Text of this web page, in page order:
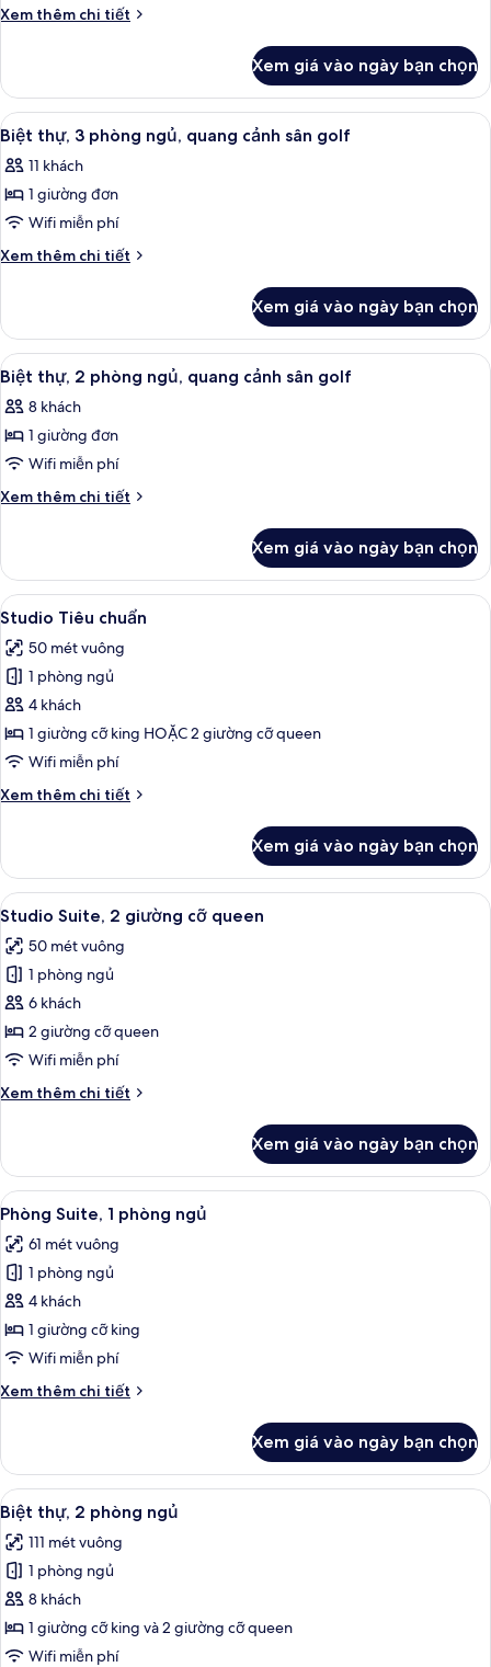
thự,
ngủ,
quang
cảnh
hồ
bơi
Xem thêm chi tiết
Chi
Biệt
thự,
2
phòng
ngủ,
quang
hồ
bơi
Xem giá vào ngày bạn chọn
Xem
tất
cả
ảnh
Biệt
thự,
ngủ,
quang
cảnh
sân
golf
11
Biệt thự, 3 phòng ngủ, quang cảnh sân golf
11 khách
1 giường đơn
Wifi miễn phí
Xem thêm chi tiết
Chi
Biệt
thự,
3
phòng
ngủ,
quang
sân
golf
Xem giá vào ngày bạn chọn
Xem
tất
cả
ảnh
Biệt
thự,
ngủ,
quang
cảnh
sân
golf
8
Biệt thự, 2 phòng ngủ, quang cảnh sân golf
8 khách
1 giường đơn
Wifi miễn phí
Xem thêm chi tiết
Chi
Biệt
thự,
2
ngủ,
quang
sân
golf
Xem giá vào ngày bạn chọn
Xem
tất
cả
ảnh
Studio
Tiêu
chuẩn
Két bảo mật tại phòng, khu vực làm
9
Studio Tiêu chuẩn
50 mét vuông
1 phòng ngủ
4 khách
1 giường cỡ king HOẶC 2 giường cỡ queen
Wifi miễn phí
Xem thêm chi tiết
Chi
Studio
Tiêu
chuẩn
Xem giá vào ngày bạn chọn
Xem
tất
cả
ảnh
Studio
Suite,
2
cỡ
Két bảo mật tại phòng, khu vực làm
6
Studio Suite, 2 giường cỡ queen
50 mét vuông
1 phòng ngủ
6 khách
2 giường cỡ queen
Wifi miễn phí
Xem thêm chi tiết
Chi
Studio
Suite,
2
giường
cỡ
queen
Xem giá vào ngày bạn chọn
Xem
tất
cả
ảnh
Phòng
Suite,
1
ngủ
Phòng Suite, 1 phòng ngủ | Két
2
Phòng Suite, 1 phòng ngủ
61 mét vuông
1 phòng ngủ
4 khách
1 giường cỡ king
Wifi miễn phí
Xem thêm chi tiết
Chi
Phòng
Suite,
1
phòng
ngủ
Xem giá vào ngày bạn chọn
Xem
tất
cả
ảnh
Biệt
thự,
2
Két bảo mật tại phòng, khu vực làm
17
Biệt thự, 2 phòng ngủ
111 mét vuông
1 phòng ngủ
8 khách
1 giường cỡ king và 2 giường cỡ queen
Wifi miễn phí